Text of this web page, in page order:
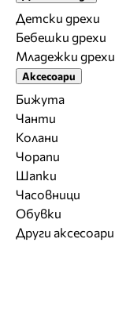
Детски дрехи
Бебешки дрехи
Младежки дрехи
Аксесоари
Бижута
Чанти
Колани
Чорапи
Шапки
Часовници
Обувки
Други аксесоари